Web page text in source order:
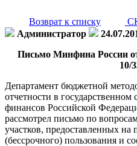
Возврат к списку
Администратор
Письмо Минфина России
10/
Департамент бюджетной
отчетности в государственном
финансов Российской
рассмотрел письмо по
участков, предоставленных на
(бессрочного) пользования и